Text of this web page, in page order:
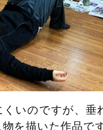
いのですが、垂
を描いた作品で